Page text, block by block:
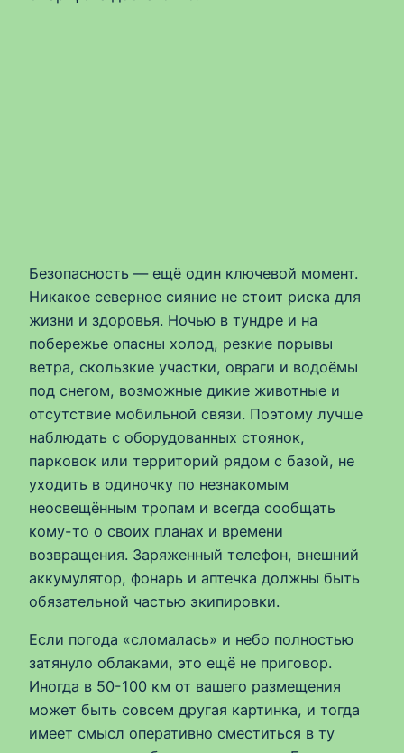
Безопасность — ещё один ключевой момент.
Никакое северное сияние не стоит риска для
жизни и здоровья. Ночью в тундре и на
побережье опасны холод, резкие порывы
ветра, скользкие участки, овраги и водоёмы
под снегом, возможные дикие животные и
отсутствие мобильной связи. Поэтому лучше
наблюдать с оборудованных стоянок,
парковок или территорий рядом с базой, не
уходить в одиночку по незнакомым
неосвещённым тропам и всегда сообщать
кому-то о своих планах и времени
возвращения. Заряженный телефон, внешний
аккумулятор, фонарь и аптечка должны быть
обязательной частью экипировки.
Если погода «сломалась» и небо полностью
затянуло облаками, это ещё не приговор.
Иногда в 50-100 км от вашего размещения
может быть совсем другая картинка, и тогда
имеет смысл оперативно сместиться в ту